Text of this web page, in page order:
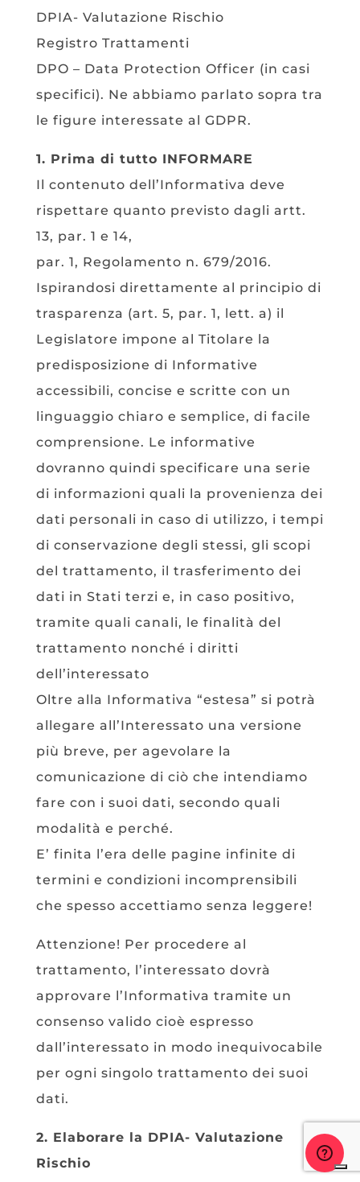
DPIA- Valutazione Rischio
Registro Trattamenti
DPO – Data Protection Officer (in casi
specifici). Ne abbiamo parlato sopra tra
le figure interessate al GDPR.
1. Prima di tutto INFORMARE
Il contenuto dell’Informativa deve
rispettare quanto previsto dagli artt.
13, par. 1 e 14,
par. 1, Regolamento n. 679/2016.
Ispirandosi direttamente al principio di
trasparenza (art. 5, par. 1, lett. a) il
Legislatore impone al Titolare la
predisposizione di Informative
accessibili, concise e scritte con un
linguaggio chiaro e semplice, di facile
comprensione. Le informative
dovranno quindi specificare una serie
di informazioni quali la provenienza dei
dati personali in caso di utilizzo, i tempi
di conservazione degli stessi, gli scopi
del trattamento, il trasferimento dei
dati in Stati terzi e, in caso positivo,
tramite quali canali, le finalità del
trattamento nonché i diritti
dell’interessato
Oltre alla Informativa “estesa” si potrà
allegare all’Interessato una versione
più breve, per agevolare la
comunicazione di ciò che intendiamo
fare con i suoi dati, secondo quali
modalità e perché.
E’ finita l’era delle pagine infinite di
termini e condizioni incomprensibili
che spesso accettiamo senza leggere!
Attenzione! Per procedere al
trattamento, l’interessato dovrà
approvare l’Informativa tramite un
consenso valido cioè espresso
dall’interessato in modo inequivocabile
per ogni singolo trattamento dei suoi
dati.
2. Elaborare la DPIA- Valutazione
Rischio